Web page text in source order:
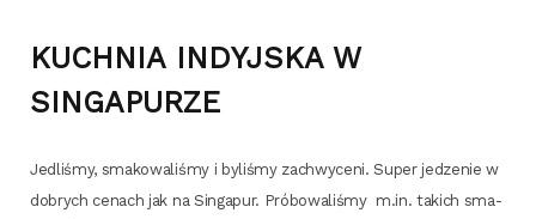
KUCHNIA INDYJSKA W
SINGAPURZE
Jedli­śmy, sma­ko­wa­li­śmy i byli­śmy zachwy­ce­ni. Super jedze­nie w
dobrych cenach jak na Sin­ga­pur. Pró­bo­wa­li­śmy m.in. takich sma­